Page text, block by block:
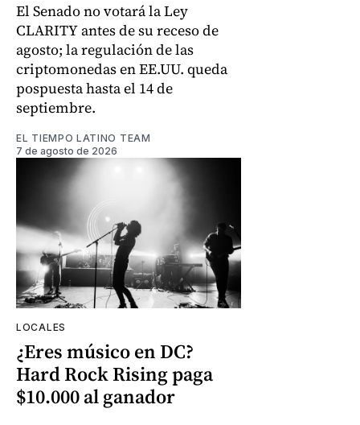
El Senado no votará la Ley
CLARITY antes de su receso de
agosto; la regulación de las
criptomonedas en EE.UU. queda
pospuesta hasta el 14 de
septiembre.
EL TIEMPO LATINO TEAM
7 de agosto de 2026
LOCALES
¿Eres músico en DC?
Hard Rock Rising paga
$10.000 al ganador